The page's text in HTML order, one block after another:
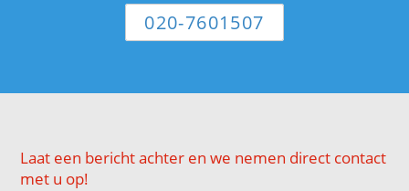
020-7601507
Laat een bericht achter en we nemen direct contact
met u op!